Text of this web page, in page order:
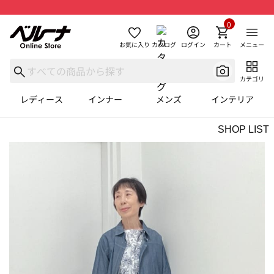
お気に入り カタログ ログイン カート
0
メニュー
カテゴリ
レディース インナー メンズ インテリア
SHOP LIST